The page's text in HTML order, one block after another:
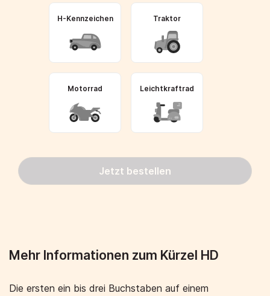
H-Kennzeichen Traktor
Motorrad Leichtkraftrad
Jetzt bestellen
Mehr Informationen zum Kürzel HD
Die ersten ein bis drei Buchstaben auf einem